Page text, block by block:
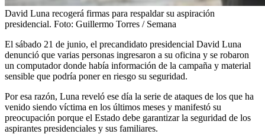
David Luna recogerá firmas para respaldar su aspiración
presidencial. Foto: Guillermo Torres / Semana
El sábado 21 de junio, el precandidato presidencial David Luna
denunció que varias personas ingresaron a su oficina y se robaron
un computador donde había información de la campaña y material
sensible que podría poner en riesgo su seguridad.
Por esa razón, Luna reveló ese día la serie de ataques de los que ha
venido siendo víctima en los últimos meses y manifestó su
preocupación porque el Estado debe garantizar la seguridad de los
aspirantes presidenciales y sus familiares.